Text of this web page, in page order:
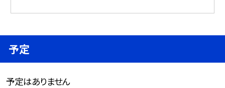
予定
予定はありません